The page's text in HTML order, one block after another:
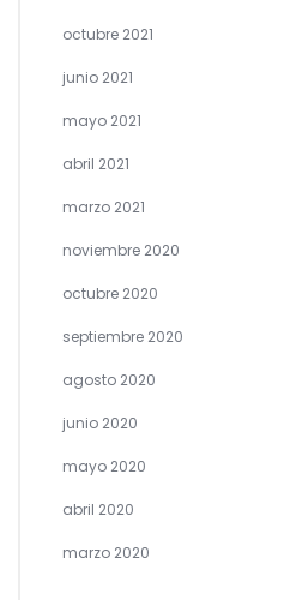
octubre 2021
junio 2021
mayo 2021
abril 2021
marzo 2021
noviembre 2020
octubre 2020
septiembre 2020
agosto 2020
junio 2020
mayo 2020
abril 2020
marzo 2020